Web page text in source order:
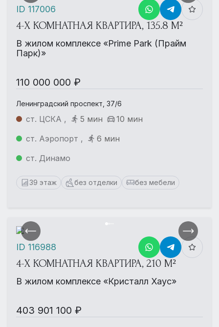
4-Х КОМНАТНАЯ КВАРТИРА, 135.8 М²
В жилом комплексе «Prime Park (Прайм
Парк)»
110 000 000 ₽
Ленинградский проспект, 37/6
ст. ЦСКА , 5 мин
10 мин
ст. Аэропорт ,
6 мин
ст. Динамо
39 этаж без отделки без мебели
ID 117006
4-Х КОМНАТНАЯ КВАРТИРА, 210 М²
В жилом комплексе «Кристалл Хаус»
403 901 100 ₽
ID 116988